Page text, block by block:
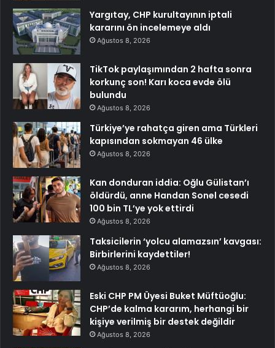
Yargıtay, CHP kurultayının iptali
kararını ön incelemeye aldı
Ağustos 8, 2026
TikTok paylaşımından 2 hafta sonra
korkunç son! Karı koca evde ölü
bulundu
Ağustos 8, 2026
Türkiye’ye rahatça giren ama Türkleri
kapısından sokmayan 46 ülke
Ağustos 8, 2026
Kan donduran iddia: Oğlu Gülistan’ı
öldürdü, anne Handan Sonel cesedi
100 bin TL’ye yok ettirdi
Ağustos 8, 2026
Taksicilerin ‘yolcu alamazsın’ kavgası:
Birbirlerini kaydettiler!
Ağustos 8, 2026
Eski CHP PM Üyesi Buket Müftüoğlu:
CHP’de kalma kararım, herhangi bir
kişiye verilmiş bir destek değildir
Ağustos 8, 2026